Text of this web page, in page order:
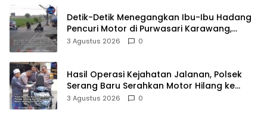
Detik-Detik Menegangkan Ibu-Ibu Hadang
Pencuri Motor di Purwasari Karawang,
Pelaku Lolos di Tengah Keramaian!
3 Agustus 2026 0
Hasil Operasi Kejahatan Jalanan, Polsek
Serang Baru Serahkan Motor Hilang ke
Pemilik
3 Agustus 2026 0